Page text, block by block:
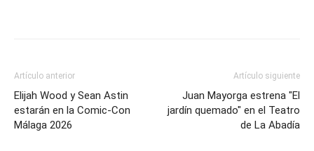
Artículo anterior
Elijah Wood y Sean Astin
estarán en la Comic-Con
Málaga 2026
Artículo siguiente
Juan Mayorga estrena "El
jardín quemado" en el Teatro
de La Abadía